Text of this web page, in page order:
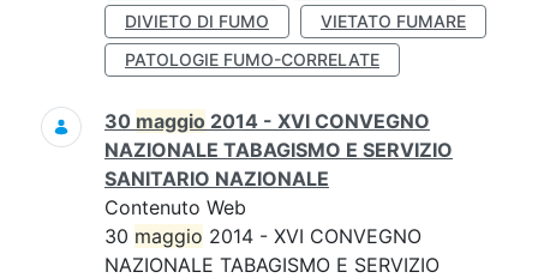
DIVIETO DI FUMO
VIETATO FUMARE
PATOLOGIE FUMO-CORRELATE
30 maggio 2014 - XVI CONVEGNO
NAZIONALE TABAGISMO E SERVIZIO
SANITARIO NAZIONALE
Contenuto Web
30 maggio 2014 - XVI CONVEGNO
NAZIONALE TABAGISMO E SERVIZIO